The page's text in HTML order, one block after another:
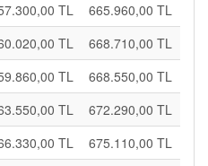
TL
665.960,00 TL
TL
668.710,00 TL
TL
668.550,00 TL
TL
672.290,00 TL
TL
675.110,00 TL